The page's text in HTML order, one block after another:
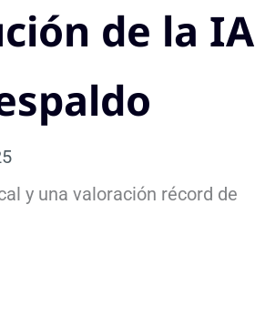
de la IA
y una valoración récord de